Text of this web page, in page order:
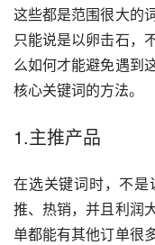
这些都是范围很大的
只能说是以卵击石，
么如何才能避免遇到
核心关键词的方法。
1.主推产品
在选关键词时，不
推、热销，并且利润
单都能有其他订单很